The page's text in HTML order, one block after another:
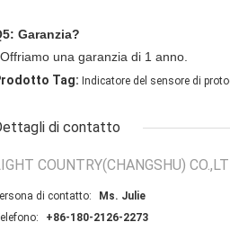
Garanzia?
una garanzia di 1 anno.
Tag: Indicatore del sensore di
di contatto
COUNTRY(CHANGSHU)
di contatto:
Ms. Julie
+86-180-2126-2273